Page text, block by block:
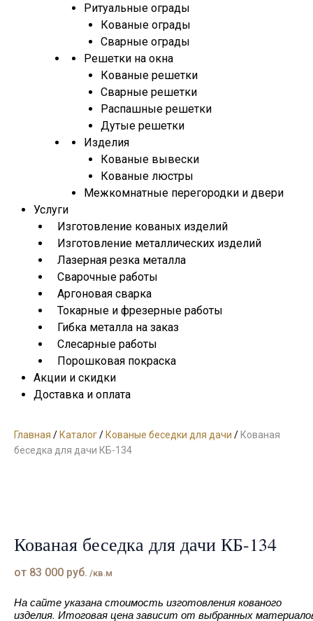
Ритуальные ограды
Кованые ограды
Сварные ограды
Решетки на окна
Кованые решетки
Сварные решетки
Распашные решетки
Дутые решетки
Изделия
Кованые вывески
Кованые люстры
Межкомнатные перегородки и двери
Услуги
Изготовление кованых изделий
Изготовление металлических изделий
Лазерная резка металла
Сварочные работы
Аргоновая сварка
Токарные и фрезерные работы
Гибка металла на заказ
Слесарные работы
Порошковая покраска
Акции и скидки
Доставка и оплата
Главная /Каталог/Кованые беседки для дачи /Кованая
беседка для дачи КБ-134
Кованая беседка для дачи КБ-134
от 83 000 руб. /кв.м
На сайте указана стоимость изготовления кованого
изделия. Итоговая цена зависит от выбранных